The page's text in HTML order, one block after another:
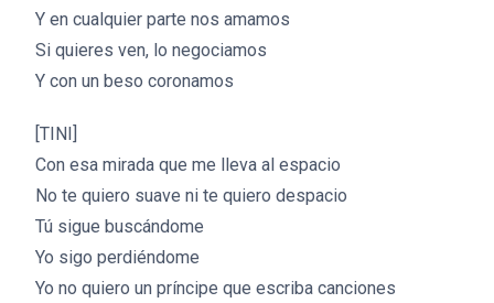
Y en cualquier parte nos amamos
Si quieres ven, lo negociamos
Y con un beso coronamos
[TINI]
Con esa mirada que me lleva al espacio
No te quiero suave ni te quiero despacio
Tú sigue buscándome
Yo sigo perdiéndome
Yo no quiero un príncipe que escriba canciones